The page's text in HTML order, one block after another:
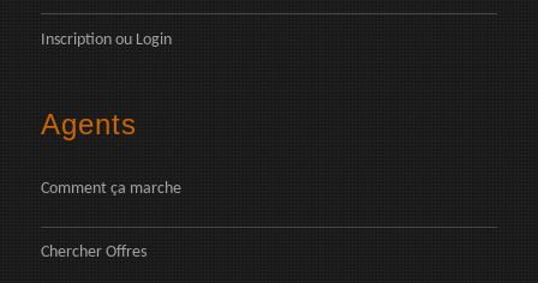
Inscription ou Login
Agents
Comment ça marche
Chercher Offres